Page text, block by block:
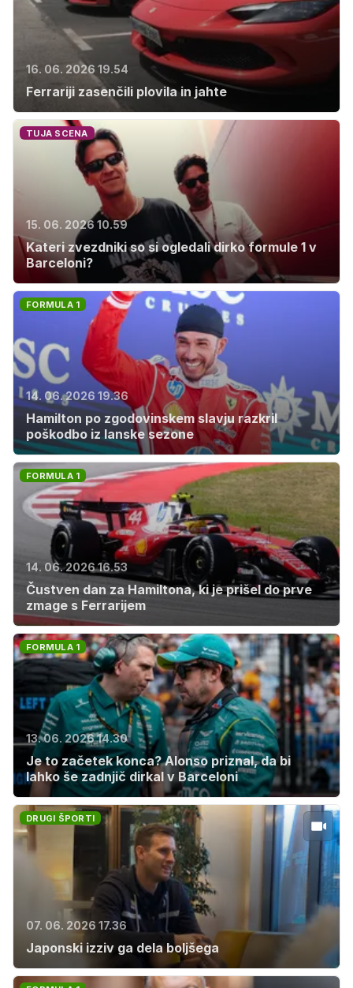
16. 06. 2026 19.54
Ferrariji zasenčili plovila in jahte
TUJA SCENA
15. 06. 2026 10.59
Kateri zvezdniki so si ogledali dirko formule 1 v
Barceloni?
FORMULA 1
14. 06. 2026 19.36
Hamilton po zgodovinskem slavju razkril
poškodbo iz lanske sezone
FORMULA 1
14. 06. 2026 16.53
Čustven dan za Hamiltona, ki je prišel do prve
zmage s Ferrarijem
FORMULA 1
13. 06. 2026 14.30
Je to začetek konca? Alonso priznal, da bi
lahko še zadnjič dirkal v Barceloni
DRUGI ŠPORTI
07. 06. 2026 17.36
Japonski izziv ga dela boljšega